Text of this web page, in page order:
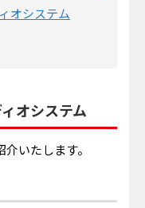
オシステム
オシステム
いたします。